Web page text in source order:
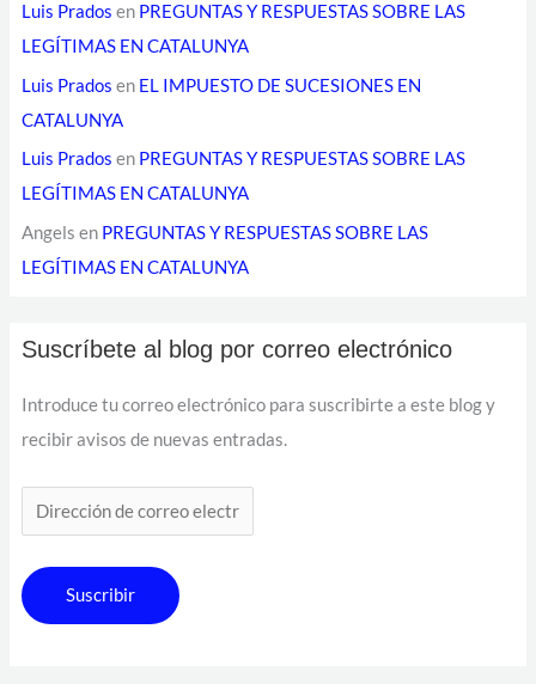
Luis Prados en PREGUNTAS Y RESPUESTAS SOBRE LAS
LEGÍTIMAS EN CATALUNYA
Luis Prados en EL IMPUESTO DE SUCESIONES EN
CATALUNYA
Luis Prados en PREGUNTAS Y RESPUESTAS SOBRE LAS
LEGÍTIMAS EN CATALUNYA
Angels en PREGUNTAS Y RESPUESTAS SOBRE LAS
LEGÍTIMAS EN CATALUNYA
Suscríbete al blog por correo electrónico
Introduce tu correo electrónico para suscribirte a este blog y
recibir avisos de nuevas entradas.
Suscribir